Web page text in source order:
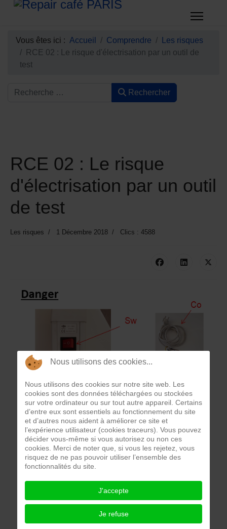
Vous êtes ici : Accueil Comprendre
Les risques
RCE 02 : Le risque d'électrisation par un outil de
test
Rechercher
RCE 02 : Le risque
d'électrisation par un outil
de test
Les risques 1 Décembre 2018 Clics : 4588
Nous utilisons des cookies...
Nous utilisons des cookies sur notre site web. Les
cookies sont des données téléchargées ou stockées
sur votre ordinateur ou sur tout autre appareil. Certains
d’entre eux sont essentiels au fonctionnement du site
et d’autres nous aident à améliorer ce site et
l’expérience utilisateur (cookies traceurs). Vous pouvez
décider vous-même si vous autorisez ou non ces
cookies. Merci de noter que, si vous les rejetez, vous
risquez de ne pas pouvoir utiliser l’ensemble des
fonctionnalités du site.
J'accepte
Je refuse